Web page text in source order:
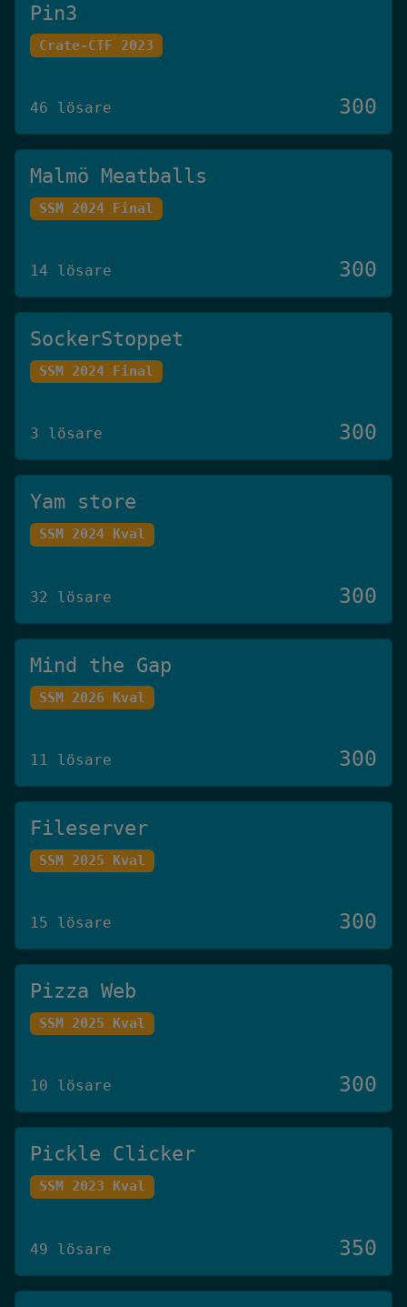
Pin3
Crate-CTF 2023
46 lösare 300
Malmö Meatballs
SSM 2024 Final
14 lösare 300
SockerStoppet
SSM 2024 Final
3 lösare 300
Yam store
SSM 2024 Kval
32 lösare 300
Mind the Gap
SSM 2026 Kval
11 lösare 300
Fileserver
SSM 2025 Kval
15 lösare 300
Pizza Web
SSM 2025 Kval
10 lösare 300
Pickle Clicker
SSM 2023 Kval
49 lösare 350